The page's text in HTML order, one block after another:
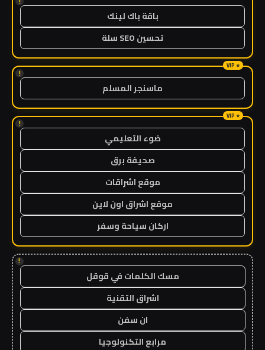
باقة باك لينك
تحسين SEO سلة
!
ماسنجر المسلم
!
ضوء التعليمي
صحيفة برق
موقع اشراقات
موقع اشراق اون لاين
اركان سياحة وسفر
!
مسك الكلمات في قوقل
اشراق التقنية
ان سفن
مرابع التكنولوجيا